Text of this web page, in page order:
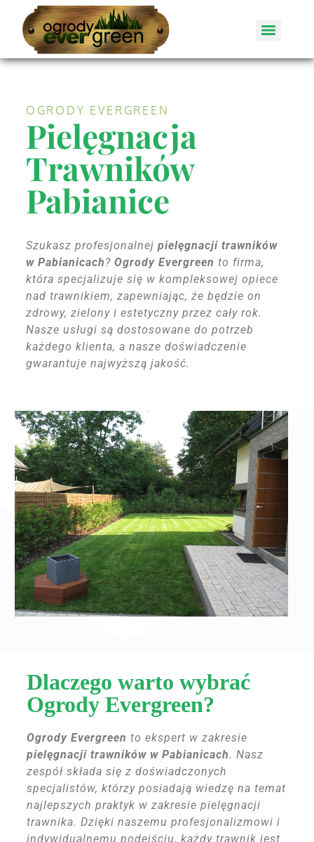
OGRODY EVERGREEN
Pielęgnacja
Trawników
Pabianice
Szukasz profesjonalnej pielęgnacji trawników
w Pabianicach? Ogrody Evergreen to firma,
która specjalizuje się w kompleksowej opiece
nad trawnikiem, zapewniając, że będzie on
zdrowy, zielony i estetyczny przez cały rok.
Nasze usługi są dostosowane do potrzeb
każdego klienta, a nasze doświadczenie
gwarantuje najwyższą jakość.
Dlaczego warto wybrać
Ogrody Evergreen?
Ogrody Evergreen to ekspert w zakresie
pielęgnacji trawników w Pabianicach. Nasz
zespół składa się z doświadczonych
specjalistów, którzy posiadają wiedzę na temat
najlepszych praktyk w zakresie pielęgnacji
trawnika. Dzięki naszemu profesjonalizmowi i
indywidualnemu podejściu, każdy trawnik jest